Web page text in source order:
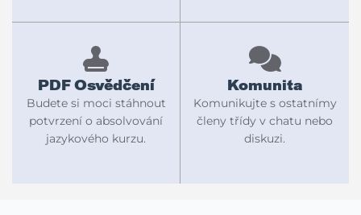
PDF Osvědčení
Budete si moci stáhnout
potvrzení o absolvování
jazykového kurzu.
Komunita
Komunikujte s ostatnímy
členy třídy v chatu nebo
diskuzi.